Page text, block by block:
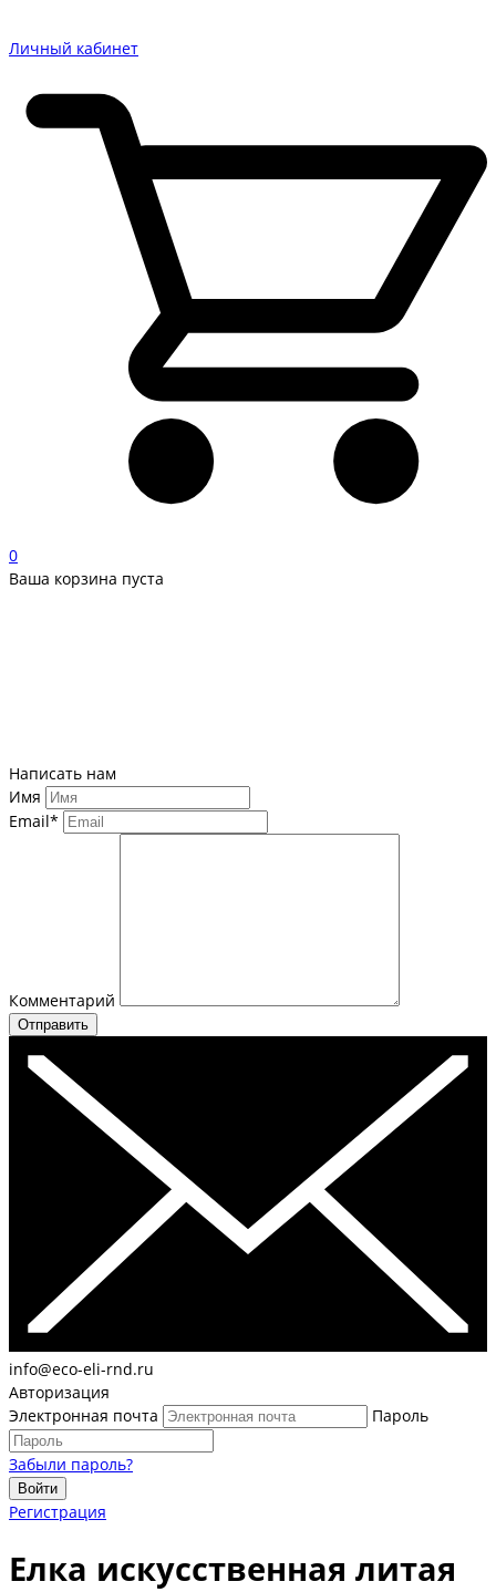
Личный кабинет
0
Ваша корзина пуста
Написать нам
Имя
Email*
Комментарий
Отправить
info@eco-eli-rnd.ru
Авторизация
Электронная почта
Пароль
Забыли пароль?
Войти
Регистрация
Елка искусственная литая